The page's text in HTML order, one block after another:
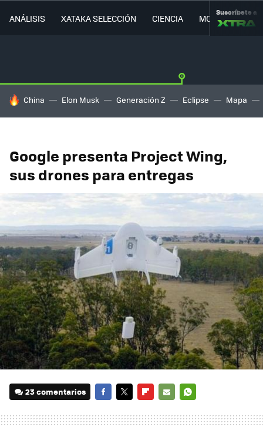
ANÁLISIS XATAKA SELECCIÓN CIENCIA MOVILIDAD
Suscríbete a
HOY SE HABLA DE
China Elon Musk Generación Z Eclipse Mapa
Google presenta Project Wing,
sus drones para entregas
23 comentarios
MAIL